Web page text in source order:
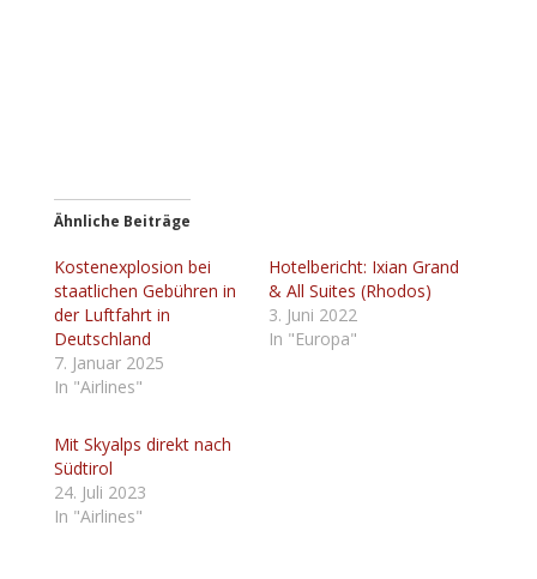
Ähnliche Beiträge
Kostenexplosion bei
staatlichen Gebühren in
der Luftfahrt in
Deutschland
7. Januar 2025
In "Airlines"
Hotelbericht: Ixian Grand
& All Suites (Rhodos)
3. Juni 2022
In "Europa"
Mit Skyalps direkt nach
Südtirol
24. Juli 2023
In "Airlines"